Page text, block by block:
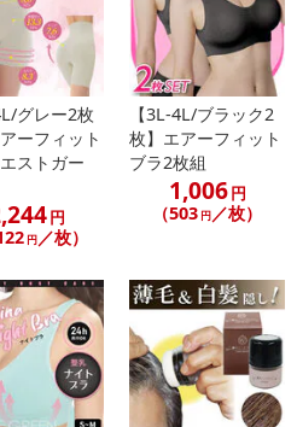
質感
場
て高コスパ！
グレー2枚
ーフィット
ストガー
円
円 ／枚）
【3L-4L/ブラック2
枚】エアーフィット
ブラ2枚組
1,006円
（503 円 ／枚）